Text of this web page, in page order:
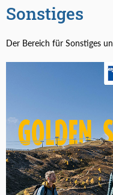
Sonstiges
Der Bereich für Sonstiges